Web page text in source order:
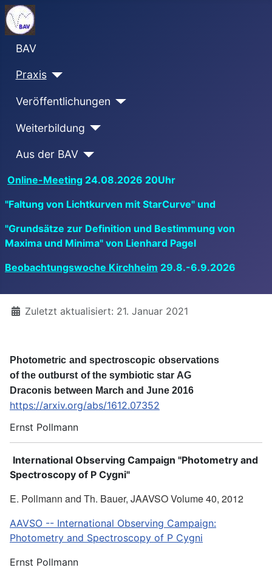
BAV
Praxis
Veröffentlichungen
Weiterbildung
Aus der BAV
Online-Meeting 24.08.2026 20Uhr
"Faltung von Lichtkurven mit StarCurve" und
"Grundsätze zur Definition und Bestimmung von
Maxima und Minima" von Lienhard Pagel
Beobachtungswoche Kirchheim 29.8.-6.9.2026
DetailsZuletzt aktualisiert: 21. Januar 2021
P hotometric and spectroscopic observations
of the outburst of the symbiotic star AG
Draconis between March and June2016
https://arxiv.org/abs/1612.07352
Ernst Pollmann
International Observing Campaign "Photometry and
Spectroscopy of P Cygni"
E. Pollmann and Th. Bauer, JAAVSO Volume 40, 2012
AAVSO -- International Observing Campaign:
Photometry and Spectroscopy of P Cygni
Ernst Pollmann